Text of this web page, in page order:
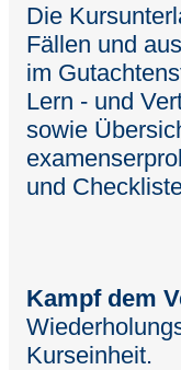
Die
Fällen und
im
Lern - und
sowie
und
Kampf dem
Kurseinheit.